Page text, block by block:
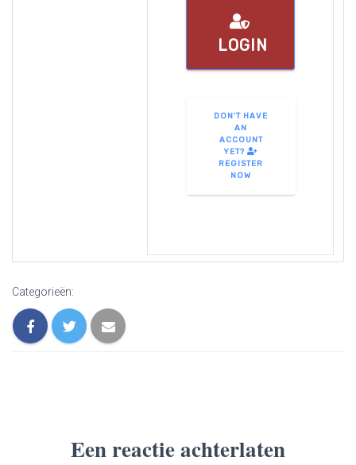
LOGIN
DON'T HAVE
AN
ACCOUNT
YET?
REGISTER
NOW
Categorieën:
Een reactie achterlaten